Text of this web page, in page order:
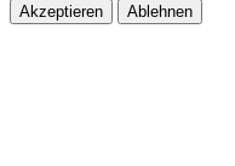
Akzeptieren Ablehnen